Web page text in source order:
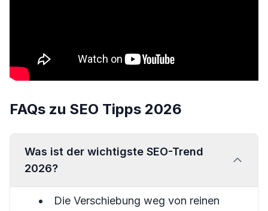
FAQs zu SEO Tipps 2026
Was ist der wichtigste SEO-Trend
2026?
Die Verschiebung weg von reinen